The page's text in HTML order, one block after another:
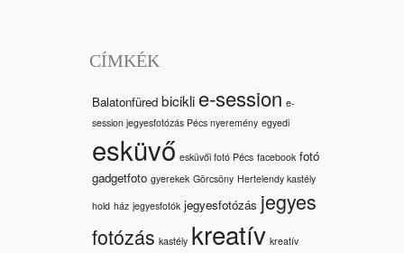
CÍMKÉK
Balatonfüred bicikli e-session e-
session jegyesfotózás Pécs nyeremény egyedi
esküvő esküvői fotó Pécs facebook fotó
gadgetfoto gyerekek Görcsöny Hertelendy kastély
hold ház jegyesfotók jegyesfotózás jegyes
fotózás kastély kreatív kreatív